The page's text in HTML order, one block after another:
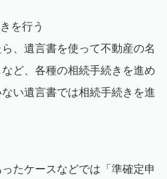
を行う
、遺言書を使って不動産の名
ど、各種の相続手続きを進め
い遺言書では相続手続きを進
たケースなどでは「準確定申